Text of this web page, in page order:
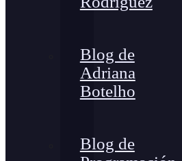
Blog de
Adriana
Botelho
Blog de